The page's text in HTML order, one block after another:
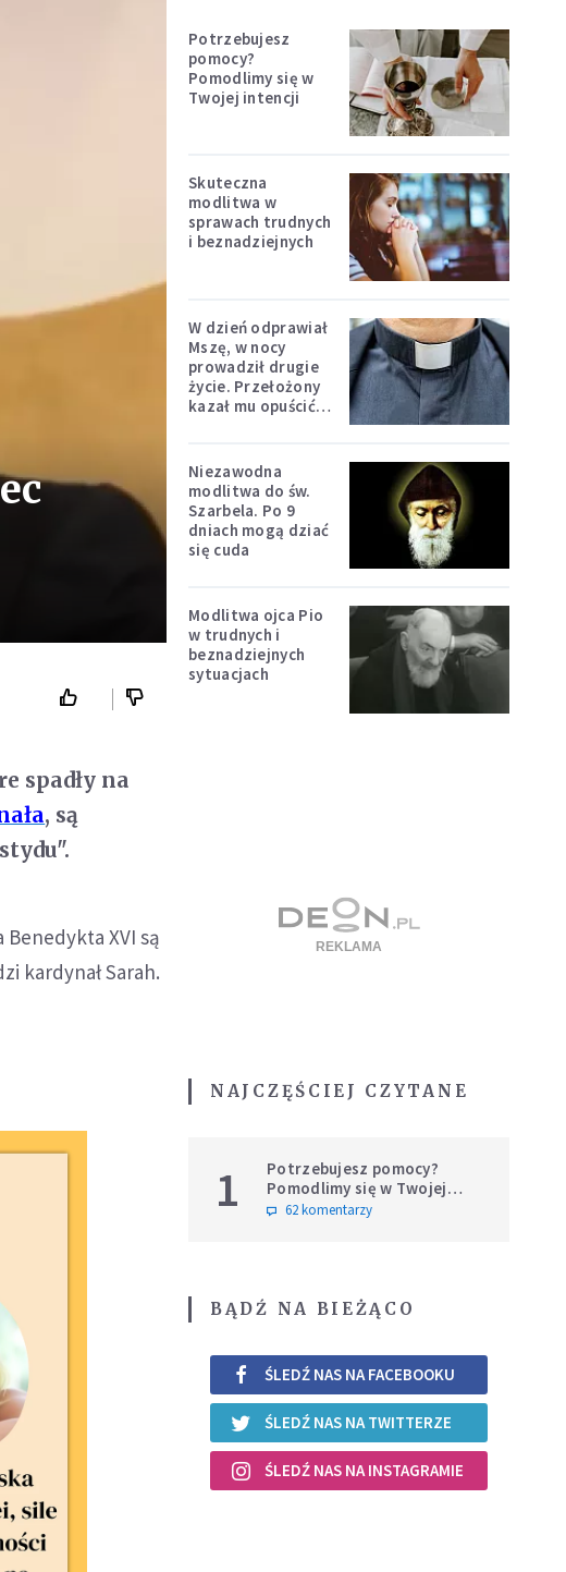
spadły na
, są
XVI są
kardynał Sarah.
Potrzebujesz
pomocy?
Pomodlimy się w
Twojej intencji
Skuteczna
modlitwa w
sprawach trudnych
i beznadziejnych
W dzień odprawiał
Mszę, w nocy
prowadził drugie
życie. Przełożony
kazał mu opuścić
Niezawodna
modlitwa do św.
Szarbela. Po 9
dniach mogą dziać
się cuda
Modlitwa ojca Pio
w trudnych i
beznadziejnych
sytuacjach
NAJCZĘŚCIEJ CZYTANE
1
Potrzebujesz pomocy?
Pomodlimy się w Twojej
intencji
62 komentarzy
BĄDŹ NA BIEŻĄCO
ŚLEDŹ NAS NA FACEBOOKU
ŚLEDŹ NAS NA TWITTERZE
ŚLEDŹ NAS NA INSTAGRAMIE